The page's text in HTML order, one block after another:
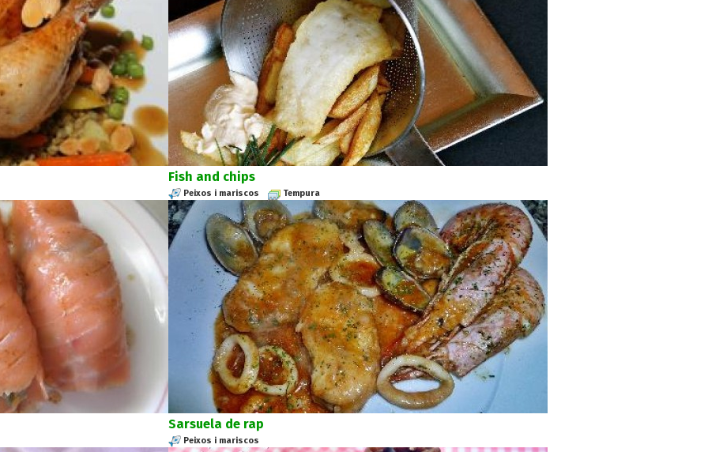
Fish and chips
Peixos i mariscos Tempura
Sarsuela de rap
Peixos i mariscos